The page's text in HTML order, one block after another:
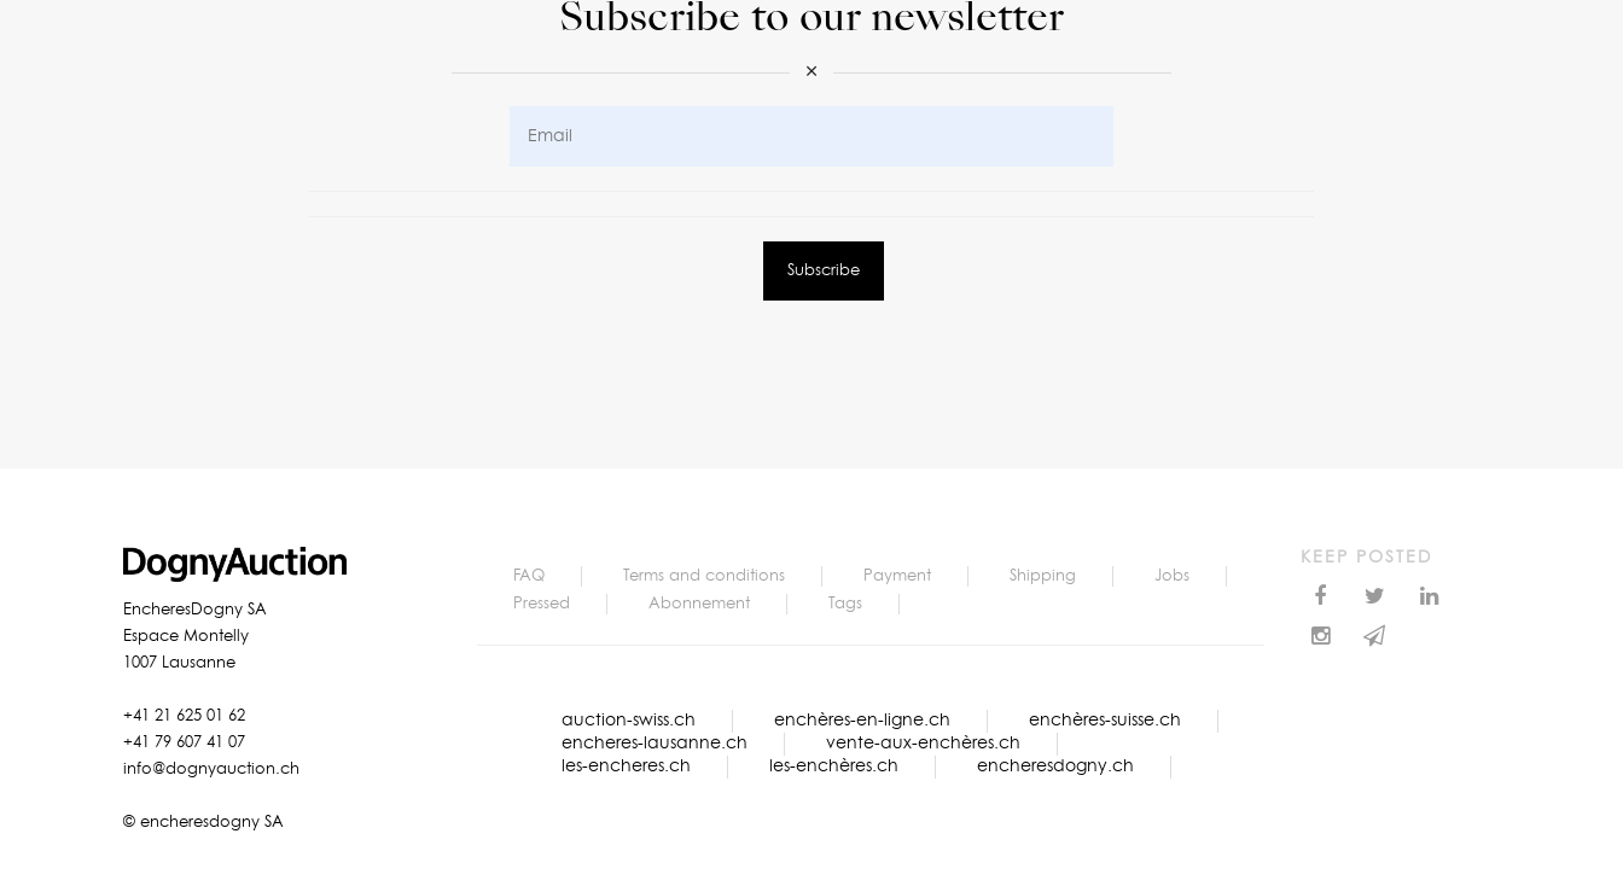
Subscribe to our newsletter
×
EncheresDogny SA
Espace Montelly
1007 Lausanne
+41 21 625 01 62
+41 79 607 41 07
info@dognyauction.ch
© encheresdogny SA
FAQ Terms and conditions Payment Shipping
Jobs
Pressed
Abonnement Tags
auction-swiss.ch enchères-en-ligne.ch
enchères-suisse.ch
encheres-lausanne.ch
vente-aux-enchères.ch
les-encheres.ch
les-enchères.ch encheresdogny.ch
KEEP POSTED